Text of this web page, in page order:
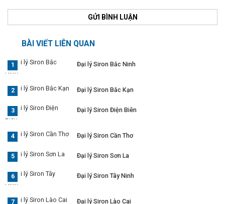
GỬI BÌNH LUẬN
BÀI VIẾT LIÊN QUAN
Đại lý Siron Bắc Ninh
Đại lý Siron Bắc Kạn
Đại lý Siron Điện Biên
Đại lý Siron Cần Thơ
Đại lý Siron Sơn La
Đại lý Siron Tây Ninh
Đại lý Siron Lào Cai